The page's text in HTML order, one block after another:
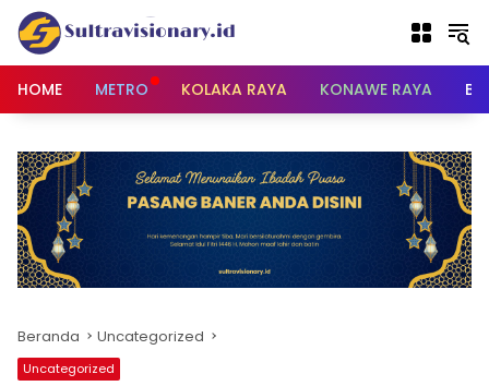
Langsung
konten
HOME
METRO KOLAKA RAYA KONAWE RAYA
Beranda Uncategorized
Uncategorized